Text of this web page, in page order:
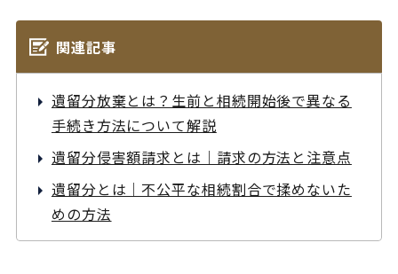
関連記事
遺留分放棄とは？生前と相続開始後で異なる
手続き方法について解説
遺留分侵害額請求とは｜請求の方法と注意点
遺留分とは｜不公平な相続割合で揉めないた
めの方法